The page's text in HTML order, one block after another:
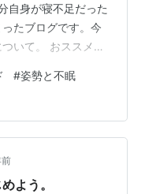
自身が寝不足だった
たブログです。今
いて。 おススメの
個人の感想です
！より
#姿勢と不眠
よう。